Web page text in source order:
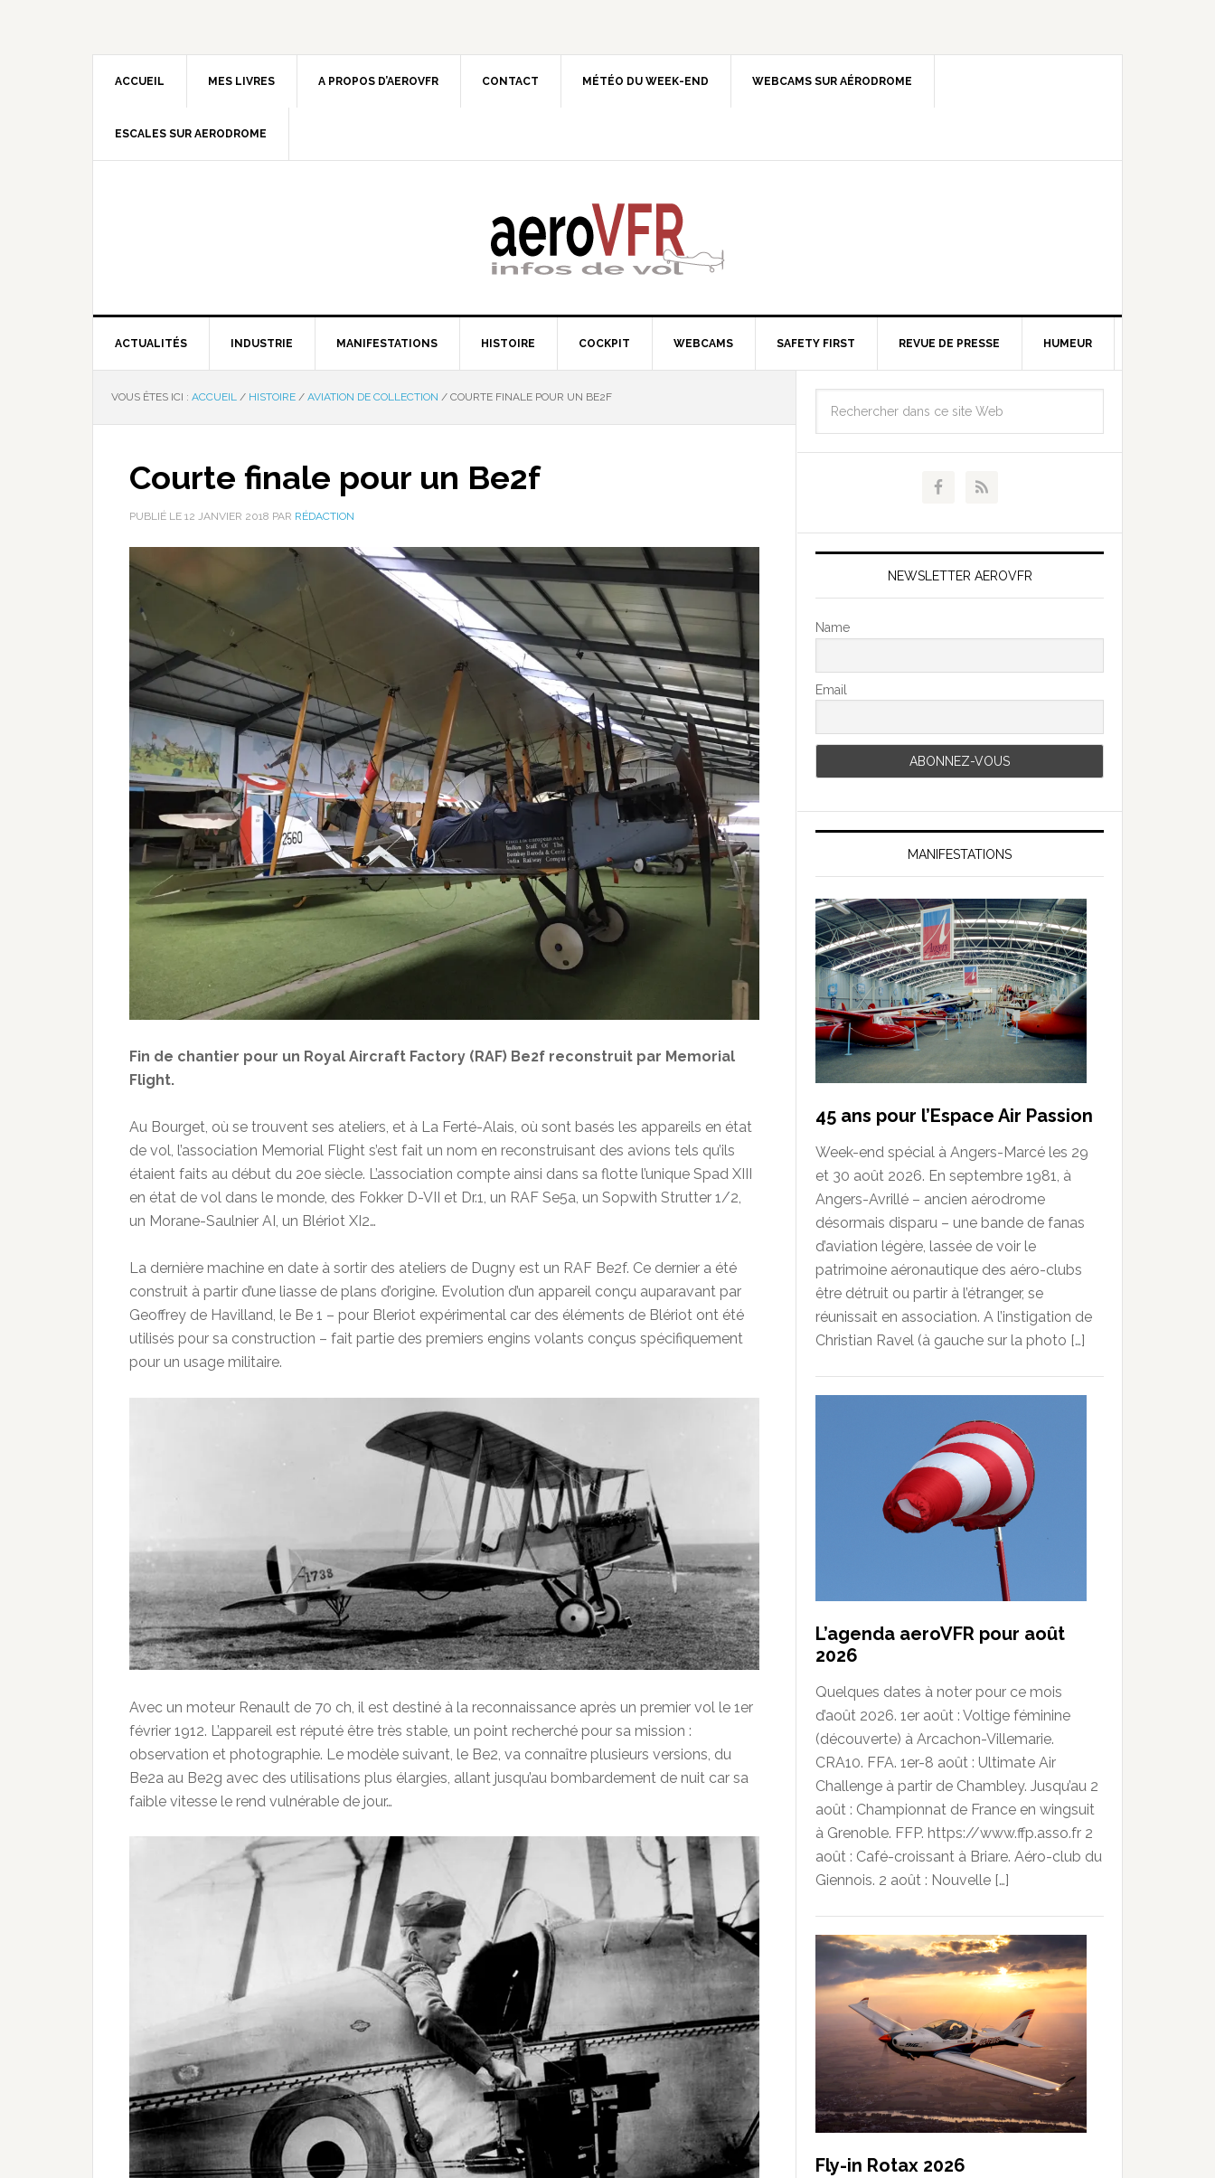
ACCUEIL MES LIVRES A PROPOS D’AEROVFR CONTACT MÉTÉO DU WEEK-END WEBCAMS SUR AÉRODROME
ESCALES SUR AERODROME
ACTUALITÉS INDUSTRIE MANIFESTATIONS HISTOIRE COCKPIT WEBCAMS SAFETY FIRST REVUE DE PRESSE HUMEUR
VOUS ÊTES ICI : ACCUEIL / HISTOIRE / AVIATION DE COLLECTION / COURTE FINALE POUR UN BE2F
Courte finale pour un Be2f
PUBLIÉ LE 12 JANVIER 2018 PAR RÉDACTION
Fin de chantier pour un Royal Aircraft Factory (RAF) Be2f reconstruit par Memorial
Flight.
Au Bourget, où se trouvent ses ateliers, et à La Ferté-Alais, où sont basés les appareils en état
de vol, l’association Memorial Flight s’est fait un nom en reconstruisant des avions tels qu’ils
étaient faits au début du 20e siècle. L’association compte ainsi dans sa flotte l’unique Spad XIII
en état de vol dans le monde, des Fokker D-VII et Dr.1, un RAF Se5a, un Sopwith Strutter 1/2,
un Morane-Saulnier AI, un Blériot XI2…
La dernière machine en date à sortir des ateliers de Dugny est un RAF Be2f. Ce dernier a été
construit à partir d’une liasse de plans d’origine. Evolution d’un appareil conçu auparavant par
Geoffrey de Havilland, le Be 1 – pour Bleriot expérimental car des éléments de Blériot ont été
utilisés pour sa construction – fait partie des premiers engins volants conçus spécifiquement
pour un usage militaire.
Avec un moteur Renault de 70 ch, il est destiné à la reconnaissance après un premier vol le 1er
février 1912. L’appareil est réputé être très stable, un point recherché pour sa mission :
observation et photographie. Le modèle suivant, le Be2, va connaître plusieurs versions, du
Be2a au Be2g avec des utilisations plus élargies, allant jusqu’au bombardement de nuit car sa
faible vitesse le rend vulnérable de jour…
NEWSLETTER AEROVFR
Name
Email
MANIFESTATIONS
45 ans pour l’Espace Air Passion
Week-end spécial à Angers-Marcé les 29
et 30 août 2026. En septembre 1981, à
Angers-Avrillé – ancien aérodrome
désormais disparu – une bande de fanas
d’aviation légère, lassée de voir le
patrimoine aéronautique des aéro-clubs
être détruit ou partir à l’étranger, se
réunissait en association. A l’instigation de
Christian Ravel (à gauche sur la photo […]
L’agenda aeroVFR pour août
2026
Quelques dates à noter pour ce mois
d’août 2026. 1er août : Voltige féminine
(découverte) à Arcachon-Villemarie.
CRA10. FFA. 1er-8 août : Ultimate Air
Challenge à partir de Chambley. Jusqu’au 2
août : Championnat de France en wingsuit
à Grenoble. FFP. https://www.ffp.asso.fr 2
août : Café-croissant à Briare. Aéro-club du
Giennois. 2 août : Nouvelle […]
Fly-in Rotax 2026